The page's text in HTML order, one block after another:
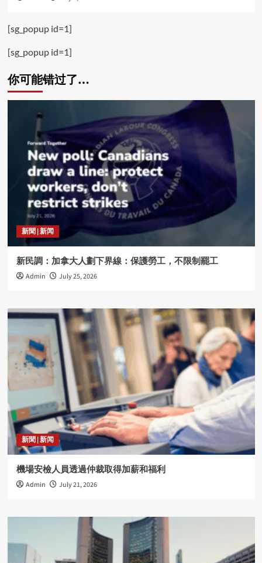
[sg_popup id=1]
[sg_popup id=1]
你可能错过了…
新聞 | 新闻
新民調：加拿大人劃下界線：保護勞工，不限制罷工
Admin July 25, 2026
新聞 | 新闻
機場安檢人員透過仲裁取得加薪和福利
Admin July 21, 2026